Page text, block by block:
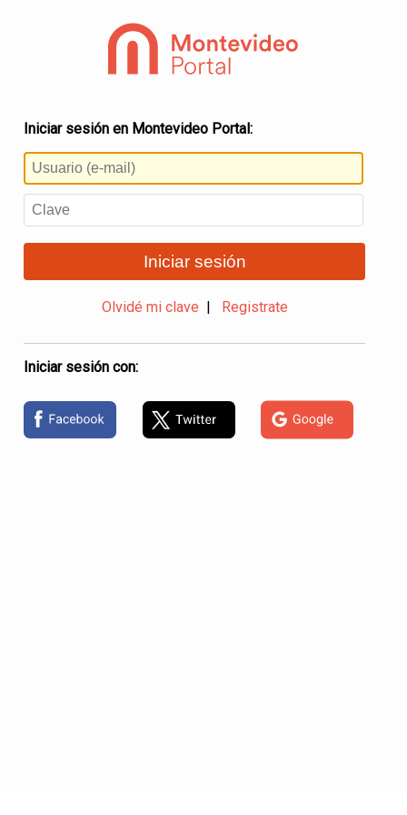
Iniciar sesión en Montevideo Portal:
Iniciar sesión
Olvidé mi clave Registrate
Iniciar sesión con: